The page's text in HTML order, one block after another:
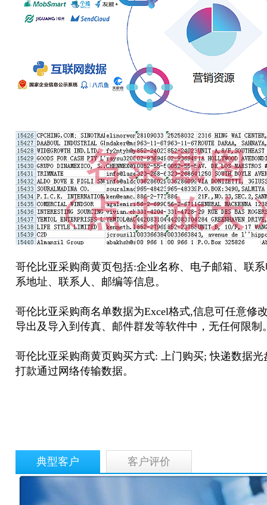
哥伦比亚采购商黄页包括:企业名称、电子邮箱、联
系地址、联系人、邮编等信息。
哥伦比亚采购商名单数据为Excel格式,信息可任意修
导出及导入到传真、邮件群发等软件中，无任何限制
哥伦比亚采购商黄页购买方式: 上门购买; 快递数据
打款通过网络传输数据。
典型客户 客户评价